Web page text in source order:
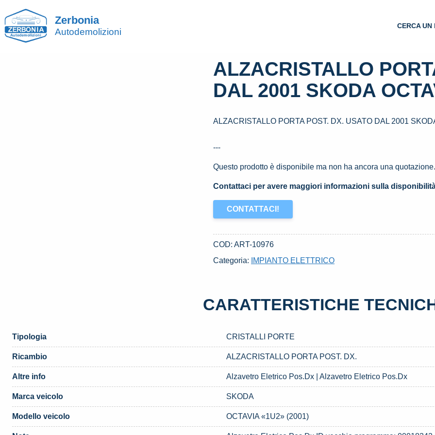
Zerbonia
Autodemolizioni
CERCA UN
ALZACRISTALLO
DAL 2001 SKODA
ALZACRISTALLO PORTA POST. DX. USATO DAL 2001
---
Questo prodotto è disponibile ma non ha ancora una
Contattaci per avere maggiori informazioni sulla
CONTATTACI!
COD:ART-10976
Categoria:
IMPIANTO ELETTRICO
CARATTERISTICHE
Tipologia CRISTALLI PORTE
Ricambio ALZACRISTALLO PORTA POST. DX.
Altre info Alzavetro Eletrico Pos.Dx | Alzavetro Eletrico Pos.Dx
Marca veicolo SKODA
Modello veicolo OCTAVIA «1U2» (2001)